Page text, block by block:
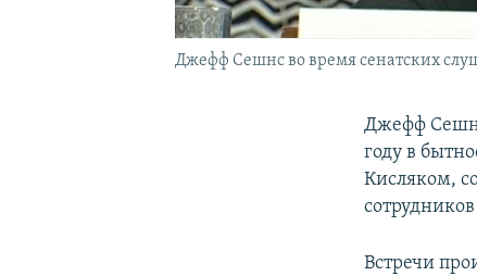
Джефф Сешнс во время сенатских
Джефф
году в
Кисляком,
Встречи